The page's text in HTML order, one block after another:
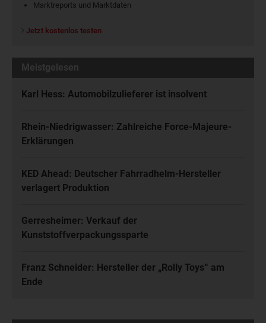
Marktreports und Marktdaten
Jetzt kostenlos testen
Meistgelesen
Karl Hess: Automobilzulieferer ist insolvent
Rhein-Niedrigwasser: Zahlreiche Force-Majeure-
Erklärungen
KED Ahead: Deutscher Fahrradhelm-Hersteller
verlagert Produktion
Gerresheimer: Verkauf der
Kunststoffverpackungssparte
Franz Schneider: Hersteller der „Rolly Toys“ am
Ende